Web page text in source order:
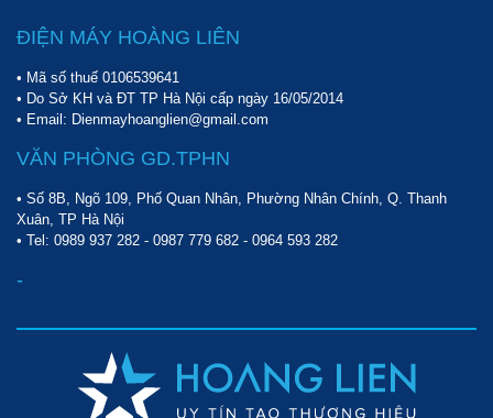
ĐIỆN MÁY HOÀNG LIÊN
• Mã số thuế 0106539641
• Do Sở KH và ĐT TP Hà Nội cấp ngày 16/05/2014
• Email: Dienmayhoanglien@gmail.com
VĂN PHÒNG GD.TPHN
• Số 8B, Ngõ 109, Phố Quan Nhân, Phường Nhân Chính, Q. Thanh
Xuân, TP Hà Nội
• Tel: 0989 937 282 - 0987 779 682 - 0964 593 282
-